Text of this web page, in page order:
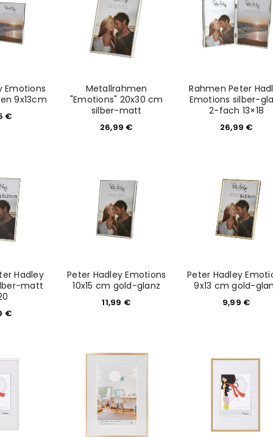
*
bleiben
REGISTRIEREN
E-Mail-Adresse*
Ein Link zum Erstellen eines
Mail-Adresse gesendet.
Ja, ich möchte ein
Datenschutzerklärung. *
REGISTRIEREN
Emotions
9x13cm
€
Metallrahmen
"Emotions" 20x30 cm
silber-matt
26,99 €
Rahmen Peter
Emotions silber-
2-fach 13×18
26,99 €
Hadley
matt
€
Peter Hadley Emotions
10x15 cm gold-glanz
11,99 €
Peter Hadley
9x13 cm gold-
9,99 €